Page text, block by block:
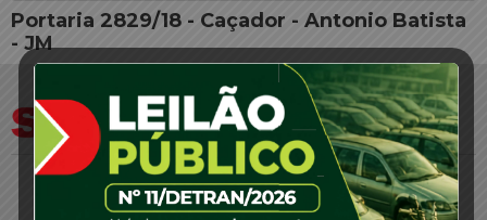
Portaria 2829/18 - Caçador - Antonio Batista
- JM